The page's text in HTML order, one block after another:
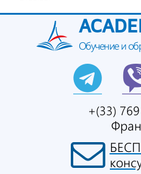
Обучение и
+(33)